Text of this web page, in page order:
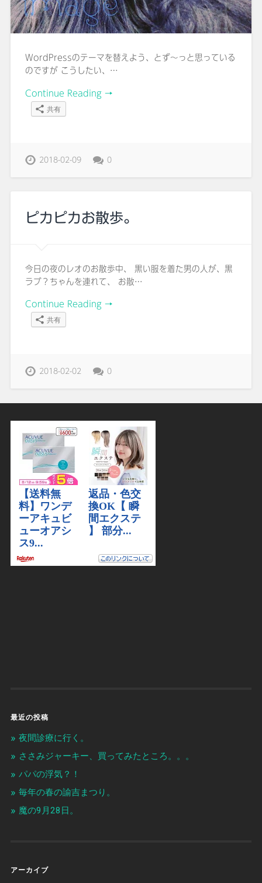
WordPressのテーマを替えよう、とず～っと思っている
のですが こうしたい、…
Continue Reading →
共有
2018-02-09 0
ピカピカお散歩。
今日の夜のレオのお散歩中、 黒い服を着た男の人が、黒
ラブ？ちゃんを連れて、 お散…
Continue Reading →
共有
2018-02-02 0
最近の投稿
夜間診療に行く。
ささみジャーキー、買ってみたところ。。。
パパの浮気？！
毎年の春の諭吉まつり。
魔の9月28日。
アーカイブ